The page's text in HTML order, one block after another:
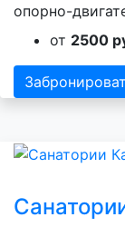
опорно-
от 2500